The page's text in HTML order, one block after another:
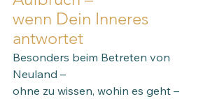
wenn Dein Inneres
antwortet
Besonders beim Betreten von
Neuland –
ohne zu wissen, wohin es geht –